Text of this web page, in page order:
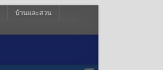
บ้านและสวน